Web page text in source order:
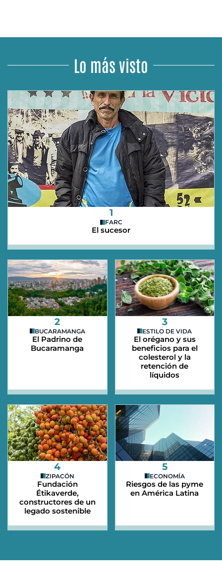
Lo más visto
1
FARC
El sucesor
2
BUCARAMANGA
El Padrino de
Bucaramanga
3
ESTILO DE VIDA
El orégano y sus
beneficios para el
colesterol y la
retención de
líquidos
4
ZIPACÓN
Fundación
Étikaverde,
constructores de un
legado sostenible
5
ECONOMÍA
Riesgos de las pyme
en América Latina